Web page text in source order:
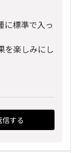
に標準で入っ
を楽しみにし
信する